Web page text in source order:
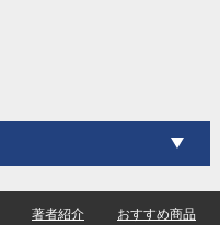
著者紹介 おすすめ商品